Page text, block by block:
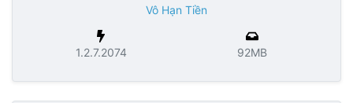
Vô Hạn Tiền
1.2.7.2074 92MB